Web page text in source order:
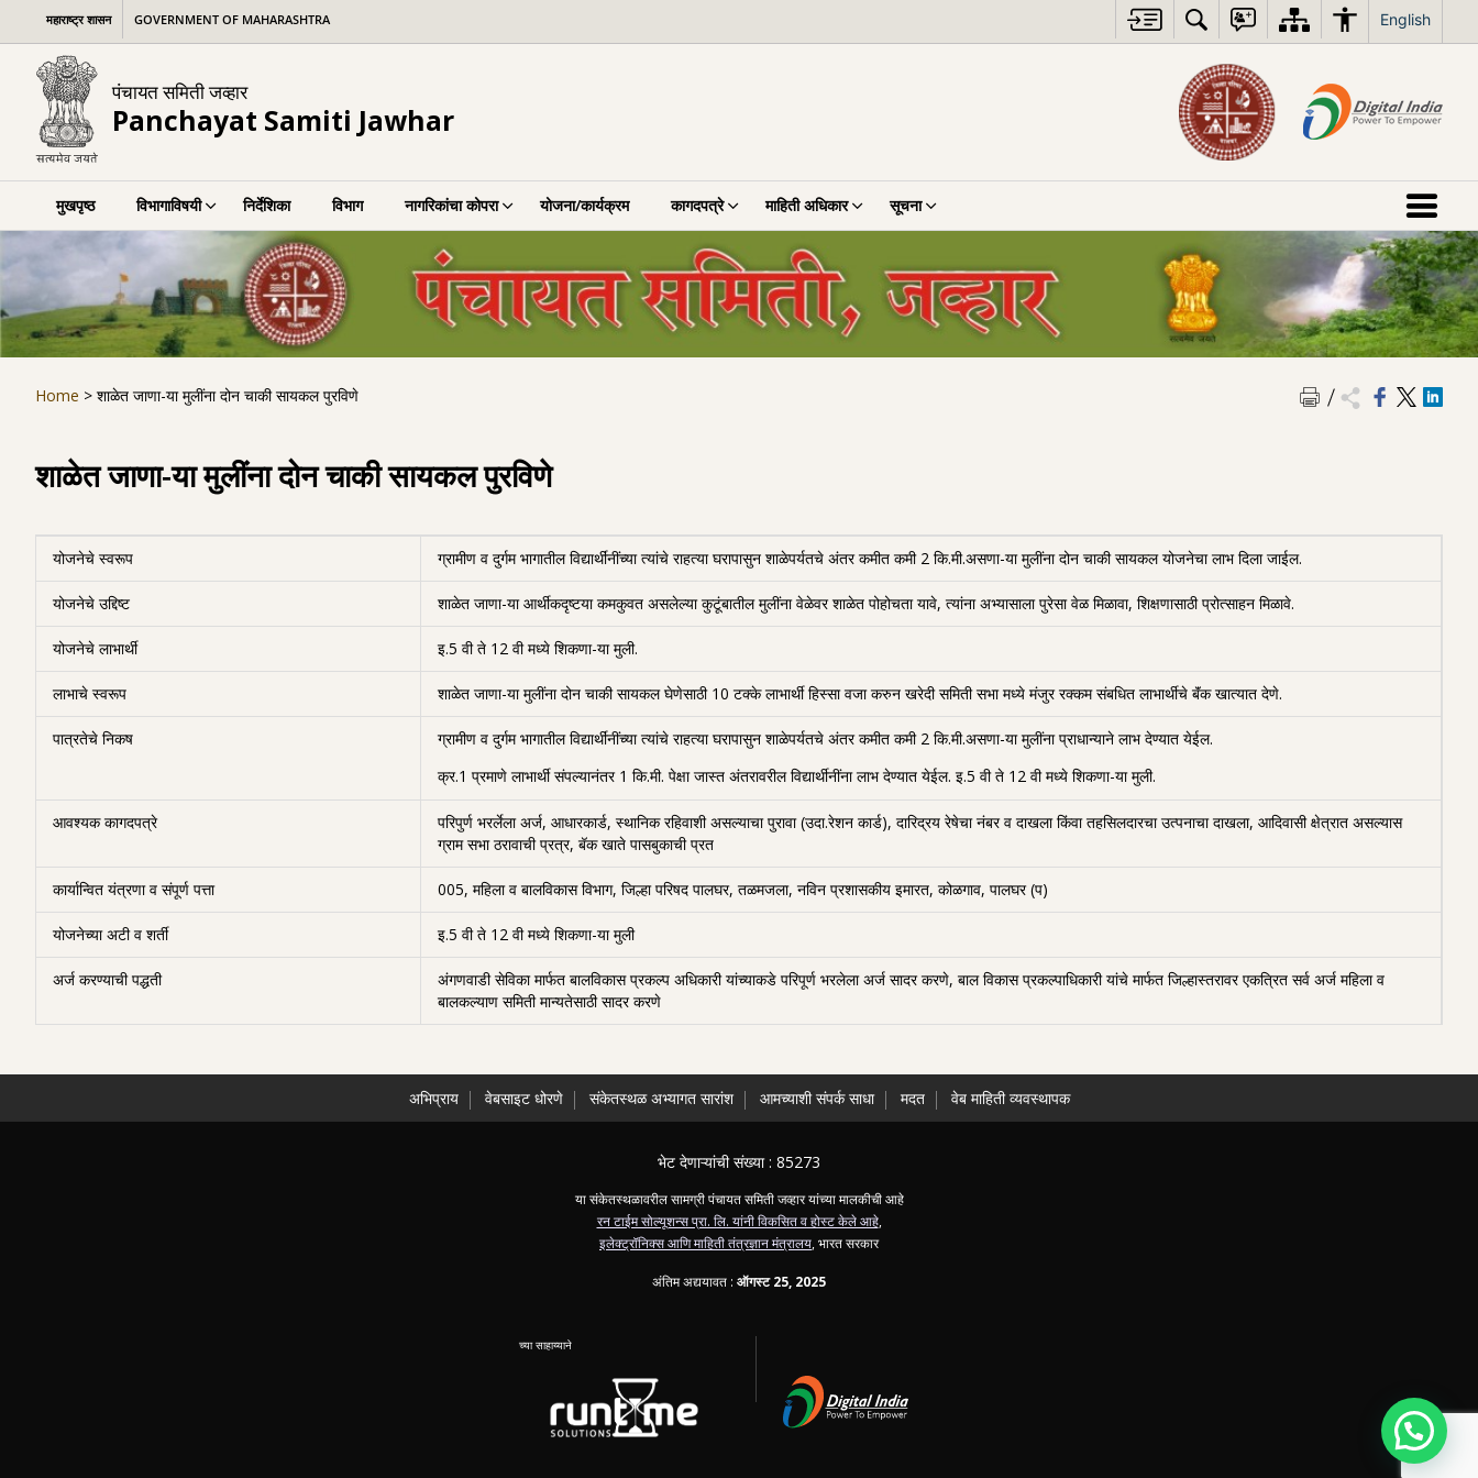
content
English
महाराष्ट्र शासन GOVERNMENT OF MAHARASHTRA
पंचायत समिती जव्हार
Panchayat Samiti Jawhar
मुखपृष्ठ विभागाविषयी निर्देशिका विभाग नागरिकांचा कोपरा योजना/कार्यक्रम कागदपत्रे माहिती अधिकार सूचना
Home > शाळेत जाणा-या मुलींना दोन चाकी सायकल पुरविणे
शाळेत जाणा-या मुलींना दोन चाकी सायकल पुरविणे
योजनेचे स्वरूप ग्रामीण व दुर्गम भागातील विद्यार्थींनींच्या त्यांचे राहत्या घरापासुन शाळेपर्यतचे अंतर कमीत कमी 2 कि.मी.असणा-या मुलींना दोन चाकी सायकल योजनेचा लाभ दिला जाईल.
योजनेचे उद्दिष्ट शाळेत जाणा-या आर्थीकदृष्टया कमकुवत असलेल्या कुटूंबातील मुलींना वेळेवर शाळेत पोहोचता यावे, त्यांना अभ्यासाला पुरेसा वेळ मिळावा, शिक्षणासाठी प्रोत्साहन मिळावे.
योजनेचे लाभार्थी इ.5 वी ते 12 वी मध्ये शिकणा-या मुली.
लाभाचे स्वरूप शाळेत जाणा-या मुलींना दोन चाकी सायकल घेणेसाठी 10 टक्के लाभार्थी हिस्सा वजा करुन खरेदी समिती सभा मध्ये मंजुर रक्कम संबधित लाभार्थीचे बॅंक खात्यात देणे.
पात्रतेचे निकष
ग्रामीण व दुर्गम भागातील विद्यार्थींनींच्या त्यांचे राहत्या घरापासुन शाळेपर्यतचे अंतर कमीत कमी 2 कि.मी.असणा-या मुलींना प्राधान्याने लाभ देण्यात येईल.
क्र.1 प्रमाणे लाभार्थी संपल्यानंतर 1 कि.मी. पेक्षा जास्त अंतरावरील विद्यार्थीनींना लाभ देण्यात येईल. इ.5 वी ते 12 वी मध्ये शिकणा-या मुली.
आवश्यक कागदपत्रे
परिपुर्ण भरर्लेला अर्ज, आधारकार्ड, स्थानिक रहिवाशी असल्याचा पुरावा (उदा.रेशन कार्ड), दारिद्रय रेषेचा नंबर व दाखला किंवा तहसिलदारचा उत्पनाचा दाखला, आदिवासी क्षेत्रात असल्यास
ग्राम सभा ठरावाची प्रत्र, बॅक खाते पासबुकाची प्रत
कार्यान्वित यंत्रणा व संपूर्ण पत्ता 005, महिला व बालविकास विभाग, जिल्हा परिषद पालघर, तळमजला, नविन प्रशासकीय इमारत, कोळगाव, पालघर (प)
योजनेच्या अटी व शर्ती इ.5 वी ते 12 वी मध्ये शिकणा-या मुली
अर्ज करण्याची पद्धती
अंगणवाडी सेविका मार्फत बालविकास प्रकल्प अधिकारी यांच्याकडे परिपूर्ण भरलेला अर्ज सादर करणे, बाल विकास प्रकल्पाधिकारी यांचे मार्फत जिल्हास्तरावर एकत्रित सर्व अर्ज महिला व
बालकल्याण समिती मान्यतेसाठी सादर करणे
अभिप्राय वेबसाइट धोरणे संकेतस्थळ अभ्यागत सारांश आमच्याशी संपर्क साधा मदत वेब माहिती व्यवस्थापक
भेट देणाऱ्यांची संख्या : 85273
या संकेतस्थळावरील सामग्री पंचायत समिती जव्हार यांच्या मालकीची आहे
रन टाईम सोल्यूशन्स प्रा. लि. यांनी विकसित व होस्ट केले आहे,
इलेक्ट्रॉनिक्स आणि माहिती तंत्रज्ञान मंत्रालय , भारत सरकार
अंतिम अद्ययावत : ऑगस्ट 25, 2025
च्या साहाय्याने